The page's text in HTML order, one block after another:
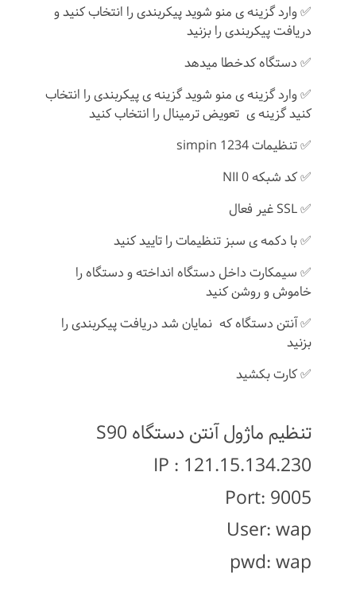
✅ وارد گزینه ی منو شوید پیکربندی را انتخاب کنید و
دریافت پیکربندی را بزنید
✅ دستگاه کدخطا میدهد
✅ وارد گزینه ی منو شوید گزینه ی پیکربندی را انتخاب
کنید گزینه ی تعویض ترمینال را انتخاب کنید
✅ تنظیمات simpin 1234
✅ کد شبکه NII 0
✅ SSL غیر فعال
✅ با دکمه ی سبز تنظیمات را تایید کنید
✅ سیمکارت داخل دستگاه انداخته و دستگاه را
خاموش و روشن کنید
✅ آنتن دستگاه که نمایان شد دریافت پیکربندی را
بزنید
✅ کارت بکشید
تنظیم ماژول آنتن دستگاه S90
IP : 121.15.134.230
Port: 9005
User: wap
pwd: wap